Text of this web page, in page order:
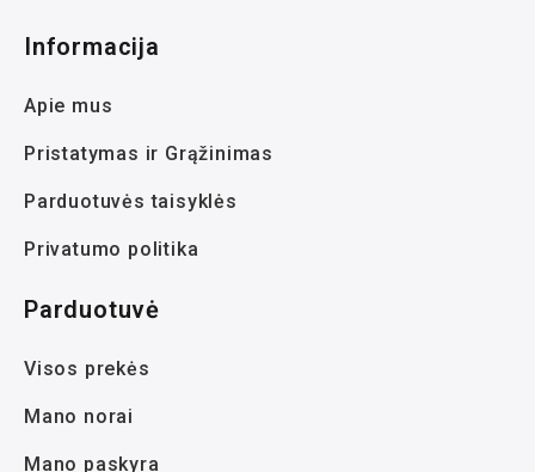
Informacija
Apie mus
Pristatymas ir Grąžinimas
Parduotuvės taisyklės
Privatumo politika
Parduotuvė
Visos prekės
Mano norai
Mano paskyra